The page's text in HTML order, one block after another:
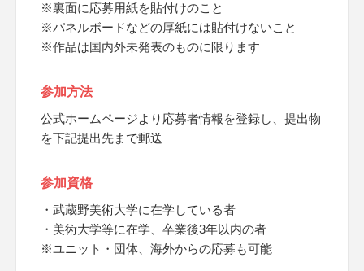
※裏面に応募用紙を貼付けのこと
※パネルボードなどの厚紙には貼付けないこと
※作品は国内外未発表のものに限ります
参加方法
公式ホームページより応募者情報を登録し、提出物
を下記提出先まで郵送
参加資格
・武蔵野美術大学に在学している者
・美術大学等に在学、卒業後3年以内の者
※ユニット・団体、海外からの応募も可能